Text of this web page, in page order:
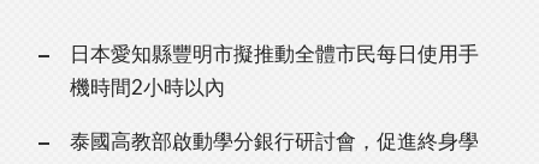
日本愛知縣豐明市擬推動全體市民每日使用手
機時間2小時以內
泰國高教部啟動學分銀行研討會，促進終身學